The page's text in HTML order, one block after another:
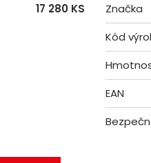
17 280 KS
Značka
Kód
EAN